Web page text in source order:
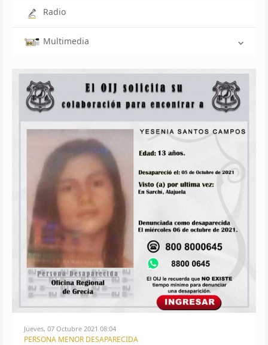
Radio
Multimedia
Jueves, 07 Octubre 2021 08:04
PERSONA MENOR DESAPARECIDA